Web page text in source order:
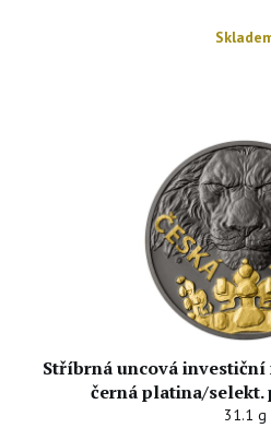
Stříbrná uncová investiční
černá platina/selekt.
31.1 g